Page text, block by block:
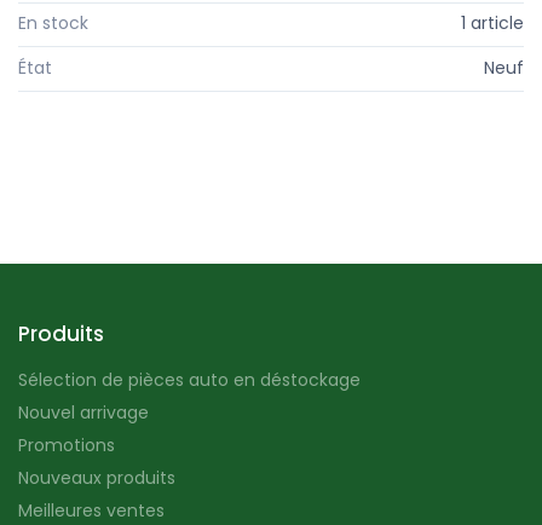
En stock
1 article
État
Neuf
Produits
Sélection de pièces auto en déstockage
Nouvel arrivage
Promotions
Nouveaux produits
Meilleures ventes